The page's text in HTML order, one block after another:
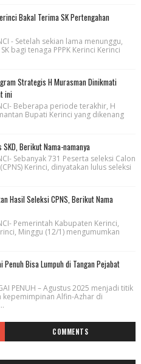
Bakal Terima SK Pertengahan
- Setelah sekian lama menunggu,
bagi tenaga PPPK Kerinci Kerinci
Strategis H Murasman Dinikmati
ini
Beberapa periode terakhir, H
Bupati Kerinci yang dikenang
SKD, Berikut Nama-namanya
Sebanyak 731 Peserta seleksi Calon
Kerinci, dinyatakan lulus seleksi
Hasil Seleksi CPNS, Berikut Nama
Pemerintah Kabupaten Kerinci,
Minggu (12/1) mengumumkan
Penuh Bisa Lumpuh di Tangan Pejabat
PENUH – Agustus 2025 menjadi titik
kepemimpinan Alfin-Azhar di
COMMENTS